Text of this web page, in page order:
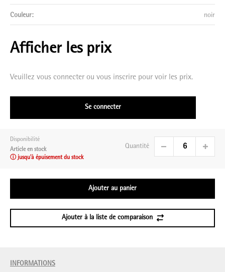
Couleur: noir
Afficher les prix
Veuillez vous connecter ou vous inscrire pour voir les prix.
Se connecter
Disponibilité
Article en stock
ⓘ jusqu'à épuisement du stock
Quantité
Ajouter au panier
Ajouter à la liste de comparaison
INFORMATIONS